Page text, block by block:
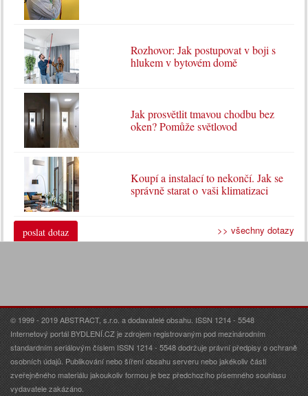
Rozhovor: Jak postupovat v boji s
hlukem v bytovém domě
Jak prosvětlit tmavou chodbu bez
oken? Pomůže světlovod
Koupí a instalací to nekončí. Jak se
správně starat o vaši klimatizaci
poslat dotaz >> všechny dotazy
© 1999 - 2019 ABSTRACT, s.r.o. a dodavatelé obsahu. ISSN 1214 - 5548
Internetový portál BYDLENÍ.CZ je zdrojem registrovaným pod mezinárodním
standardním seriálovým číslem ISSN 1214 - 5548 dodržuje právní předpisy o ochraně
osobních údajů. Publikování nebo šíření obsahu serveru nebo jakékoliv části
zveřejněného materiálu jakoukoliv formou je bez předchozího písemného souhlasu
vydavatele zakázáno.